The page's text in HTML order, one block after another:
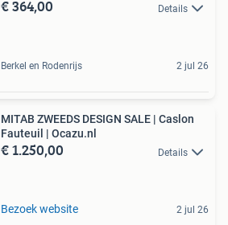
€ 364,00 Details
Berkel en Rodenrijs 2 jul 26
MITAB ZWEEDS DESIGN SALE | Caslon
Fauteuil | Ocazu.nl
€ 1.250,00 Details
Bezoek website 2 jul 26